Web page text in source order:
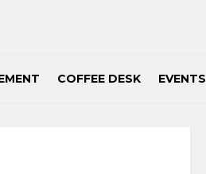
COFFEE DESK EVENTS